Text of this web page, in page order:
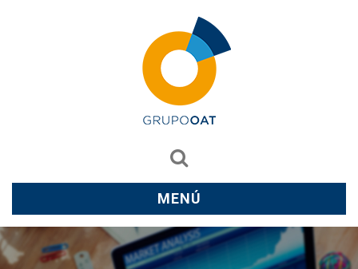
MENÚ